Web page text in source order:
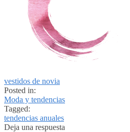
vestidos de novia
Posted in:
Moda y tendencias
Tagged:
tendencias anuales
Deja una respuesta